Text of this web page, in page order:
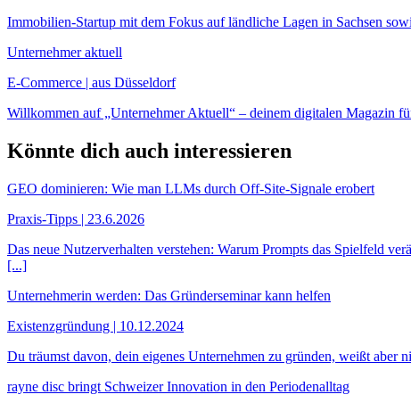
Immobilien-Startup mit dem Fokus auf ländliche Lagen in Sachsen
Unternehmer aktuell
E-Commerce | aus Düsseldorf
Willkommen auf „Unternehmer Aktuell“ – deinem digitalen Magazin
Könnte dich auch interessieren
GEO dominieren: Wie man LLMs durch Off-Site-Signale erobert
Praxis-Tipps | 23.6.2026
Das neue Nutzerverhalten verstehen: Warum Prompts das Spielfeld
[...]
Unternehmerin werden: Das Gründerseminar kann helfen
Existenzgründung | 10.12.2024
Du träumst davon, dein eigenes Unternehmen zu gründen, weißt aber
rayne disc bringt Schweizer Innovation in den Periodenalltag